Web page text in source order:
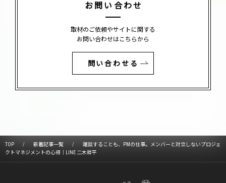
お問い合わせ
取材のご依頼やサイトに関する
お問い合わせはこちらから
問い合わせる
TOP 新着記事一覧
雑談することも、PMの仕事。メンバーと対立しないプロジェ
クトマネジメントの心得｜LINE 二木祥平